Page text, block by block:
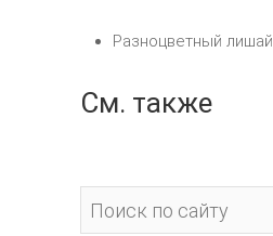
Разноцветный лишай
См. также